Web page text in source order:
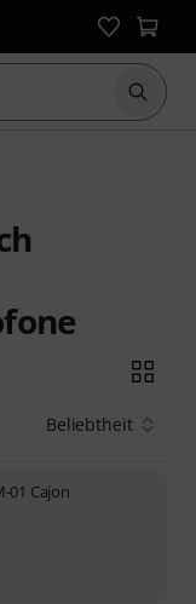
Suche
Beliebtheit
01 Cajon